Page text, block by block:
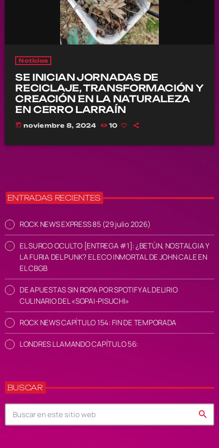
Noticias
SE INICIAN JORNADAS DE
RECICLAJE, TRANSFORMACIÓN Y
CREACIÓN EN LA NATURALEZA
EN CERRO LARRAÍN
today noviembre 8, 2024 10
ENTRADAS RECIENTES
ROCK NEWS EXPRESS 85 (29 julio 2026)
EL SURCO OCULTO [ENTREGA #1]: ¿BETÚN, NOSTALGIA Y
LA FURIA DEL PUNK? EL ECO INMORTAL DE JOHN CALE EN
EL CBGB
DE APUESTAS SIN ROPA POR SPOTIFY AL DELIRIO
CULINARIO DEL «SOPAI-PISUCHI»
ROCK NEWS CAPÍTULO 154: FIN DE TEMPORADA
LONDRES LLAMANDO CAPÍTULO 56:
BUSCAR
search